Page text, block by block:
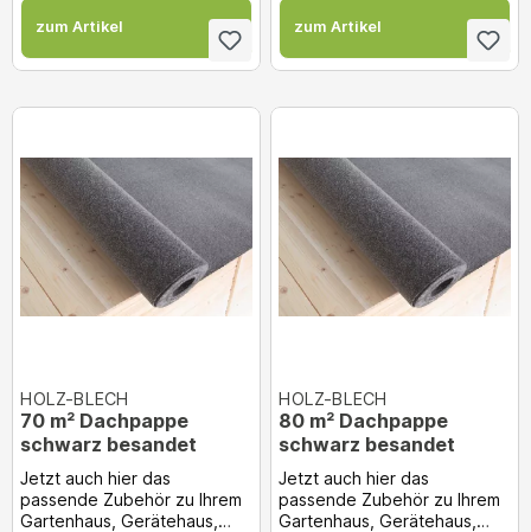
zum Artikel zum Artikel
HOLZ-BLECH
70 m² Dachpappe
schwarz besandet
Jetzt auch hier das
passende Zubehör zu Ihrem
Gartenhaus, Gerätehaus,
HOLZ-BLECH
80 m² Dachpappe
schwarz besandet
Jetzt auch hier das
passende Zubehör zu Ihrem
Gartenhaus, Gerätehaus,